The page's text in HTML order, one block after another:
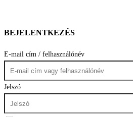
BEJELENTKEZÉS
E-mail cím / felhasználónév
Jelszó